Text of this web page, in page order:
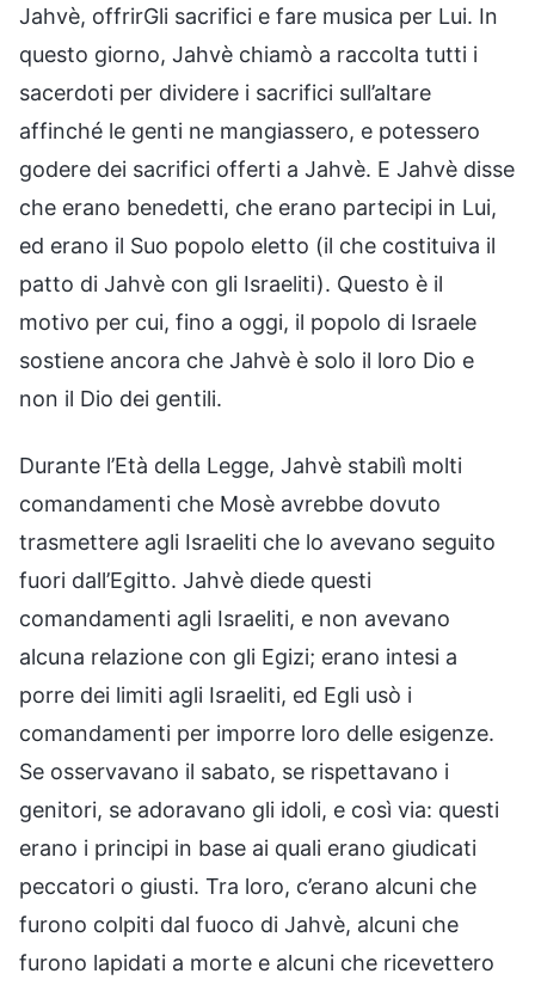
Jahvè, offrirGli sacrifici e fare musica per Lui. In
questo giorno, Jahvè chiamò a raccolta tutti i
sacerdoti per dividere i sacrifici sull’altare
affinché le genti ne mangiassero, e potessero
godere dei sacrifici offerti a Jahvè. E Jahvè disse
che erano benedetti, che erano partecipi in Lui,
ed erano il Suo popolo eletto (il che costituiva il
patto di Jahvè con gli Israeliti). Questo è il
motivo per cui, fino a oggi, il popolo di Israele
sostiene ancora che Jahvè è solo il loro Dio e
non il Dio dei gentili.
Durante l’Età della Legge, Jahvè stabilì molti
comandamenti che Mosè avrebbe dovuto
trasmettere agli Israeliti che lo avevano seguito
fuori dall’Egitto. Jahvè diede questi
comandamenti agli Israeliti, e non avevano
alcuna relazione con gli Egizi; erano intesi a
porre dei limiti agli Israeliti, ed Egli usò i
comandamenti per imporre loro delle esigenze.
Se osservavano il sabato, se rispettavano i
genitori, se adoravano gli idoli, e così via: questi
erano i principi in base ai quali erano giudicati
peccatori o giusti. Tra loro, c’erano alcuni che
furono colpiti dal fuoco di Jahvè, alcuni che
furono lapidati a morte e alcuni che ricevettero